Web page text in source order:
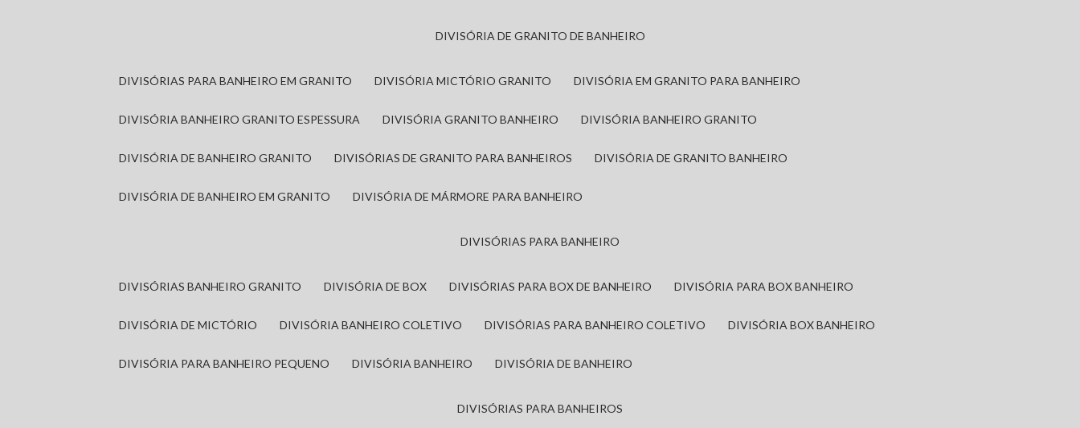
DIVISÓRIA DE GRANITO DE BANHEIRO
DIVISÓRIAS PARA BANHEIRO EM GRANITO DIVISÓRIA MICTÓRIO GRANITO DIVISÓRIA EM GRANITO PARA BANHEIRO
DIVISÓRIA BANHEIRO GRANITO ESPESSURA DIVISÓRIA GRANITO BANHEIRO DIVISÓRIA BANHEIRO GRANITO
DIVISÓRIA DE BANHEIRO GRANITO DIVISÓRIAS DE GRANITO PARA BANHEIROS DIVISÓRIA DE GRANITO BANHEIRO
DIVISÓRIA DE BANHEIRO EM GRANITO DIVISÓRIA DE MÁRMORE PARA BANHEIRO
DIVISÓRIAS PARA BANHEIRO
DIVISÓRIAS BANHEIRO GRANITO DIVISÓRIA DE BOX DIVISÓRIAS PARA BOX DE BANHEIRO DIVISÓRIA PARA BOX BANHEIRO
DIVISÓRIA DE MICTÓRIO DIVISÓRIA BANHEIRO COLETIVO DIVISÓRIAS PARA BANHEIRO COLETIVO DIVISÓRIA BOX BANHEIRO
DIVISÓRIA PARA BANHEIRO PEQUENO DIVISÓRIA BANHEIRO DIVISÓRIA DE BANHEIRO
DIVISÓRIAS PARA BANHEIROS